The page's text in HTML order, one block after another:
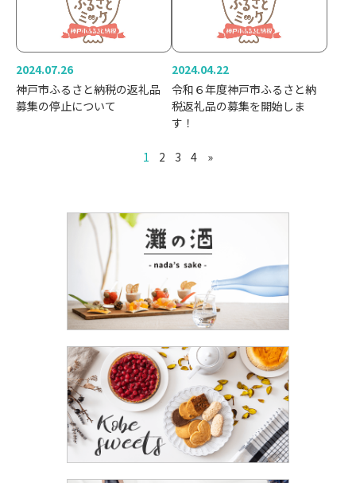
2024.07.26
神戸市ふるさと納税の返礼品
募集の停止について
2024.04.22
令和６年度神戸市ふるさと納
税返礼品の募集を開始しま
す！
1 2 3 4 »